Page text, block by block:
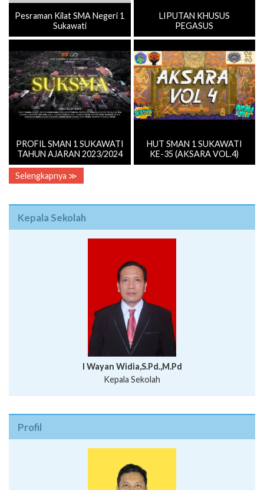
Pesraman Kilat SMA Negeri 1
Sukawati
LIPUTAN KHUSUS
PEGASUS
PROFIL SMAN 1 SUKAWATI
TAHUN AJARAN 2023/2024
HUT SMAN 1 SUKAWATI
KE-35 (AKSARA VOL.4)
Selengkapnya ≫
Kepala Sekolah
I Wayan Widia,S.Pd.,M.Pd
Kepala Sekolah
Profil